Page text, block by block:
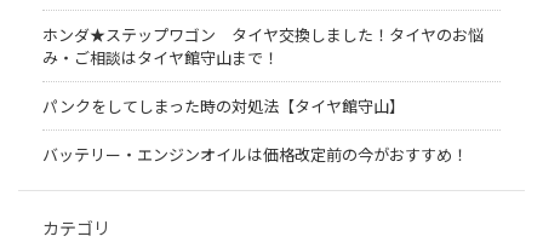
ホンダ★ステップワゴン タイヤ交換しました！タイヤのお悩
み・ご相談はタイヤ館守山まで！
パンクをしてしまった時の対処法【タイヤ館守山】
バッテリー・エンジンオイルは価格改定前の今がおすすめ！
カテゴリ